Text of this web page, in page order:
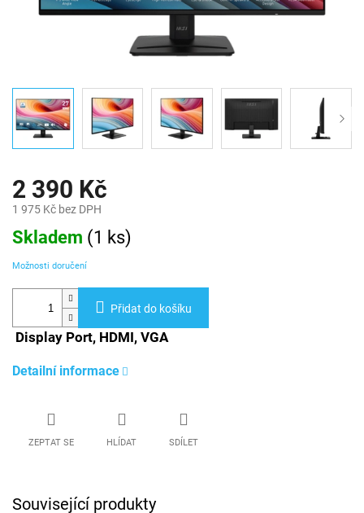
2 390 Kč
1 975 Kč bez DPH
Měrná
cena:
Skladem (1 ks)
Možnosti doručení
Přidat do košíku
Display Port, HDMI, VGA
Detailní informace
ZEPTAT SE HLÍDAT SDÍLET
Související produkty